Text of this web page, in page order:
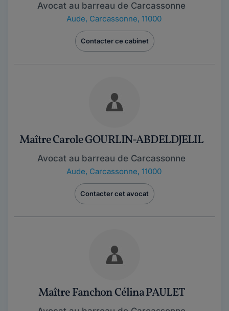
Avocat au barreau de Carcassonne
Aude, Carcassonne, 11000
Contacter ce cabinet
Maître Carole GOURLIN-ABDELDJELIL
Avocat au barreau de Carcassonne
Aude, Carcassonne, 11000
Contacter cet avocat
Maître Fanchon Célina PAULET